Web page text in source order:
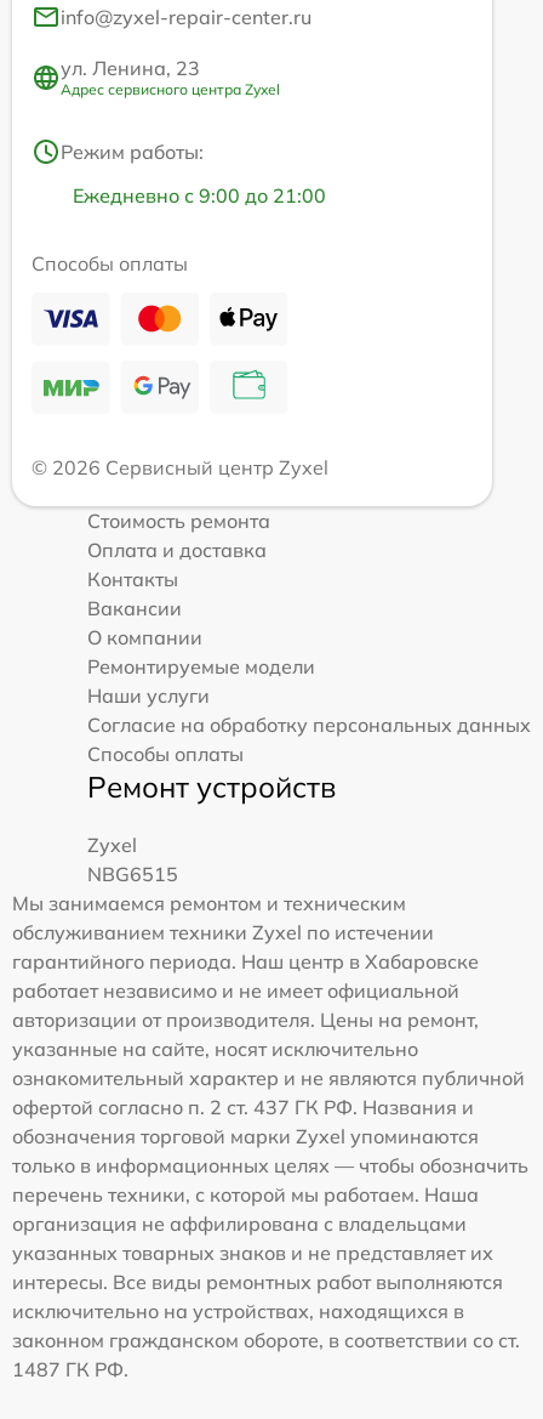
info@zyxel-repair-center.ru
ул. Ленина, 23
Адрес сервисного центра Zyxel
Режим работы:
Ежедневно с 9:00 до 21:00
Способы оплаты
© 2026 Сервисный центр Zyxel
Стоимость ремонта
Оплата и доставка
Контакты
Вакансии
О компании
Ремонтируемые модели
Наши услуги
Согласие на обработку персональных данных
Способы оплаты
Ремонт устройств
Zyxel
NBG6515
Мы занимаемся ремонтом и техническим
обслуживанием техники Zyxel по истечении
гарантийного периода. Наш центр в Хабаровске
работает независимо и не имеет официальной
авторизации от производителя. Цены на ремонт,
указанные на сайте, носят исключительно
ознакомительный характер и не являются публичной
офертой согласно п. 2 ст. 437 ГК РФ. Названия и
обозначения торговой марки Zyxel упоминаются
только в информационных целях — чтобы обозначить
перечень техники, с которой мы работаем. Наша
организация не аффилирована с владельцами
указанных товарных знаков и не представляет их
интересы. Все виды ремонтных работ выполняются
исключительно на устройствах, находящихся в
законном гражданском обороте, в соответствии со ст.
1487 ГК РФ.